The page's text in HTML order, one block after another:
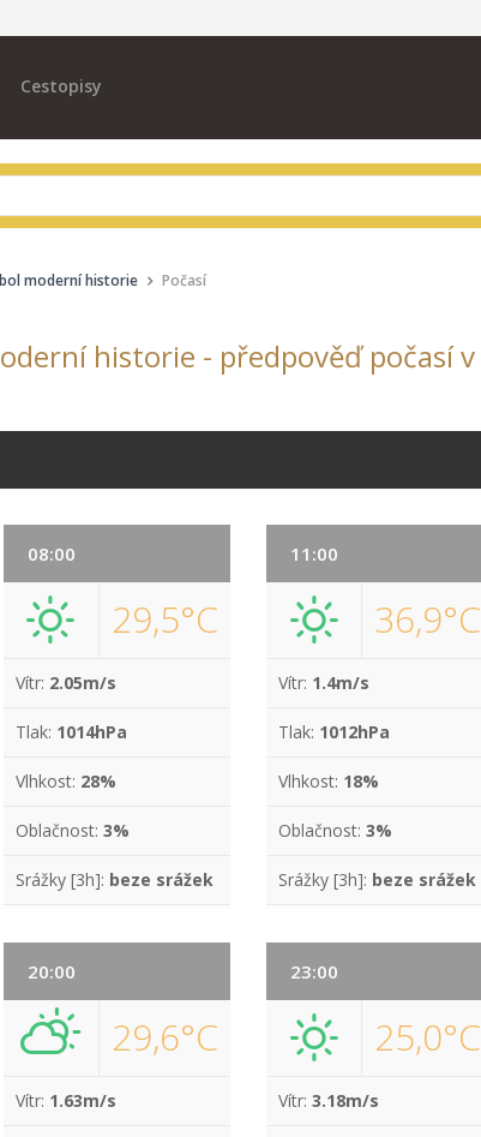
Cestopisy
moderní historie Počasí
historie - předpověď počasí v
08:00
29,5°C
Vítr: 2.05m/s
Tlak: 1014hPa
Vlhkost: 28%
Oblačnost: 3%
Srážky [3h]: beze srážek
11:00
36,9°C
Vítr: 1.4m/s
Tlak: 1012hPa
Vlhkost: 18%
Oblačnost:3%
Srážky [3h]: beze srážek
20:00
29,6°C
Vítr: 1.63m/s
23:00
25,0°C
Vítr:3.18m/s